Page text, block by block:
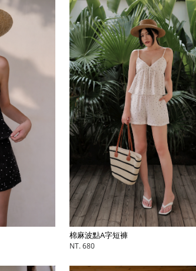
棉麻波點A字短褲
NT. 680